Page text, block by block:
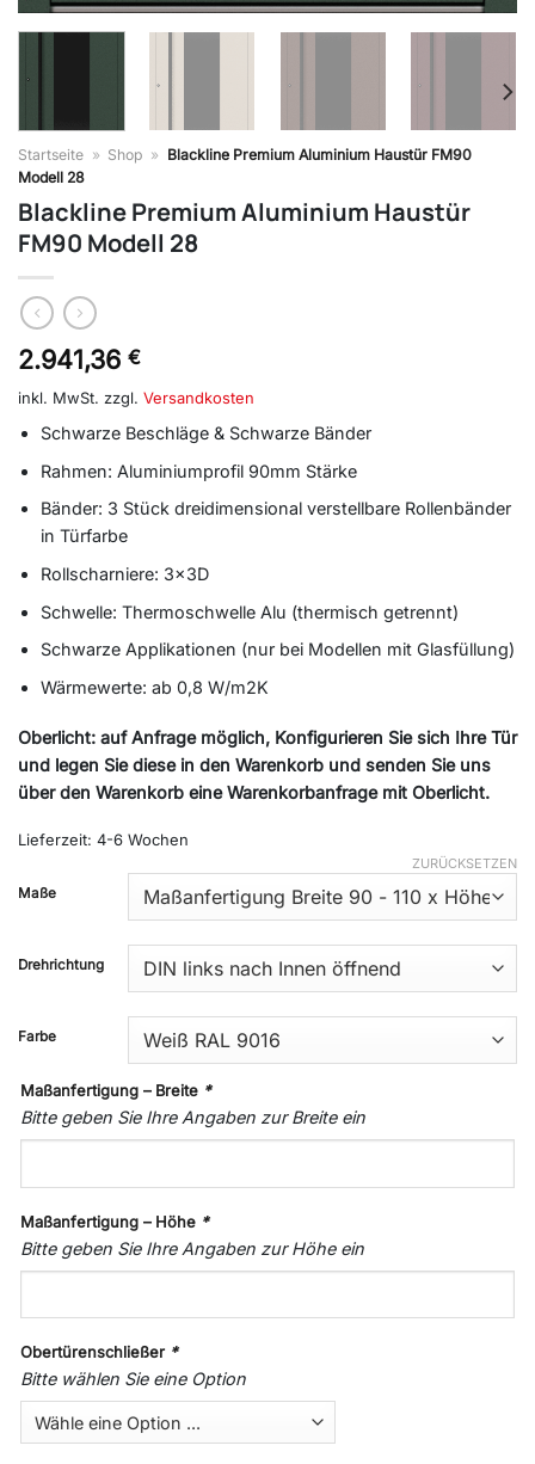
Startseite » Shop » Blackline Premium Aluminium Haustür FM90
Modell 28
Blackline Premium Aluminium Haustür
FM90 Modell 28
2.941,36 €
inkl. MwSt. zzgl. Versandkosten
Schwarze Beschläge & Schwarze Bänder
Rahmen: Aluminiumprofil 90mm Stärke
Bänder: 3 Stück dreidimensional verstellbare Rollenbänder
in Türfarbe
Rollscharniere: 3x3D
Schwelle: Thermoschwelle Alu (thermisch getrennt)
Schwarze Applikationen (nur bei Modellen mit Glasfüllung)
Wärmewerte: ab 0,8 W/m2K
Oberlicht: auf Anfrage möglich, Konfigurieren Sie sich Ihre Tür
und legen Sie diese in den Warenkorb und senden Sie uns
über den Warenkorb eine Warenkorbanfrage mit Oberlicht.
Lieferzeit: 4-6 Wochen
Maße
Drehrichtung
Farbe
ZURÜCKSETZEN
Maßanfertigung – Breite *
Bitte geben Sie Ihre Angaben zur Breite ein
Maßanfertigung – Höhe *
Bitte geben Sie Ihre Angaben zur Höhe ein
Obertürenschließer *
Bitte wählen Sie eine Option